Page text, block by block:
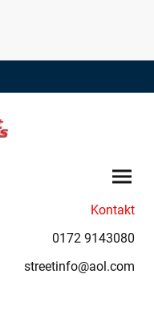
Kontakt
0172 9143080
streetinfo@aol.com